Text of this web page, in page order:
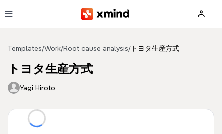
Templates/Work/Root cause analysis/ トヨタ生産方式
トヨタ生産方式
Yagi Hiroto